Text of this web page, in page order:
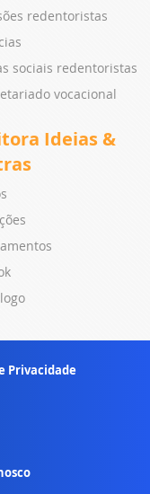
redentoristas
sociais redentoristas
vocacional
Ideias &
Privacidade